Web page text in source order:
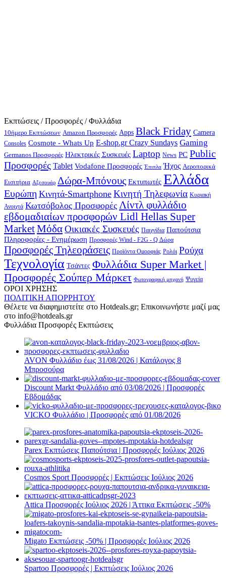
Εκπτώσεις / Προσφορές / Φυλλάδια
10ήμερο Εκπτώσεων Amazon Προσφορές Apps Black Friday Camera
Consoles Cosmote - Whats Up E-shop.gr Crazy Sundays Gaming
Germanos Προσφορές Hλεκτρικές Συσκευές Laptop News PC Public
Προσφορές Tablet Vodafone Προσφορές Έπιπλα Ήχος Αεροπορικά
Εισιτήρια Αξεσουάρ Δώρα-Μπόνους Εκτυπωτές Ελλάδα
Ευρώπη Κινητά-Smartphone Κινητή Τηλεφωνία Κυριακή
Ανοιχτά Κωτσόβολος Προσφορές Λίντλ φυλλάδιο
εβδομαδιαίων προσφορών Lidl Hellas Super
MarketΜόδαΟικιακές Συσκευές Παιχνίδια Παπούτσια
Πληροφορίες - Ενημέρωση Προσφορές Wind - F2G - Q Δώρα
Προσφορές Τηλεοράσεις Προϊόντα Ομορφιάς Ρολόι Ρούχα
Τεχνολογία Τσάντες Φυλλάδια Super Market |
Προσφορές Σούπερ Μάρκετ Φωτογραφική μηχανή Ψυγεία
ΟΡΟΙ ΧΡΗΣΗΣ
ΠΟΛΙΤΙΚΗ ΑΠΟΡΡΗΤΟΥ
Θέλετε να διαφημιστείτε στο Hotdeals.gr; Επικοινωνήστε μαζί μας
στο info@hotdeals.gr
Φυλλάδια Προσφορές Εκπτώσεις
AVON Φυλλάδιο έως 31/08/2026 | Κατάλογος 8
Μπροσούρα
Discount Markt Φυλλάδιο από 03/08/2026 | Προσφορές
Εβδομάδας
VICKO Φυλλάδιο | Προσφορές από 01/08/2026
Parex Εκπτώσεις Παπούτσια | Προσφορές Ιούλιος 2026
Cosmos Sport Προσφορές | Εκπτώσεις Ιούλιος 2026
Attica Προσφορές Ιούλιος 2026 | Άττικα Εκπτώσεις -50%
Migato Εκπτώσεις -50% | Προσφορές Ιούλιος 2026
Spartoo Προσφορές | Εκπτώσεις Ιούλιος 2026